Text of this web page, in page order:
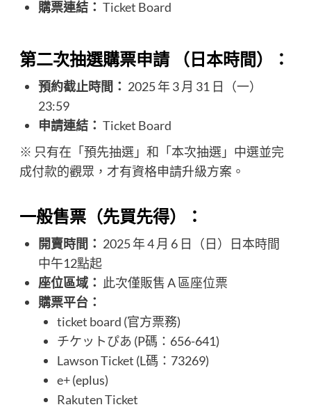
購票連結： Ticket Board​
第二次抽選購票申請 （日本時間） ：
預約截止時間： 2025 年 3 月 31 日（一）
23:59
申請連結： Ticket Board​
※ 只有在「預先抽選」和「本次抽選」中選並完
成付款的觀眾，才有資格申請升級方案。
一般售票（先買先得）：
開賣時間： 2025 年 4 月 6 日（日）日本時間
中午12點起
座位區域： 此次僅販售 A 區座位票
購票平台：
ticket board (官方票務)
チケットぴあ (P碼：656-641)
Lawson Ticket (L碼：73269)
e+(eplus)
Rakuten Ticket